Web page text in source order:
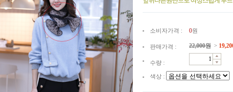
소비자가격 : 0원
판매가격 : 22,000원 >
수량 :
색상 :